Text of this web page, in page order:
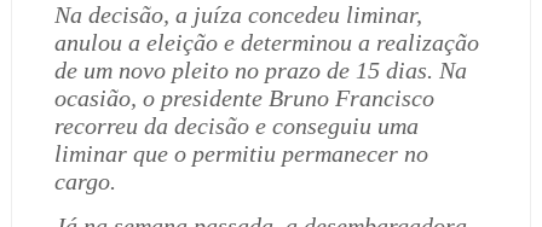
Na decisão, a juíza concedeu liminar,
anulou a eleição e determinou a realização
de um novo pleito no prazo de 15 dias. Na
ocasião, o presidente Bruno Francisco
recorreu da decisão e conseguiu uma
liminar que o permitiu permanecer no
cargo.